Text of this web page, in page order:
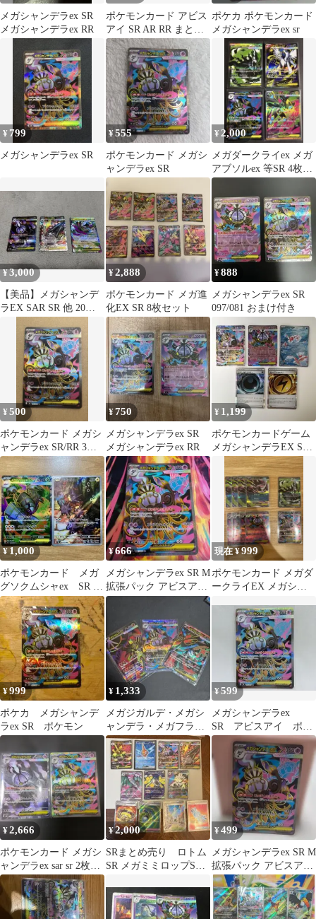
メガシャンデラex SR
メガシャンデラex RR
ポケモンカード アビス
アイ SR AR RR まとめ
売り
ポケカ ポケモンカード
メガシャンデラex sr
¥ 799
メガシャンデラex SR
¥555
ポケモンカード メガシ
ャンデラex SR
¥ 2,000
メガダークライex メガ
アブソルex 等SR 4枚セ
ット メガゼラオラ
ポケカ
¥3,000
【美品】メガシャンデ
ラEX SAR SR 他 20パ
¥2,888
ポケモンカード メガ進
化EX SR 8枚セット
¥888
メガシャンデラex SR
097/081 おまけ付き
¥500
ポケモンカード メガシ
ャンデラex SR/RR 3点
セット
¥750
メガシャンデラex SR
メガシャンデラex RR
¥ 1,199
ポケモンカードゲーム
メガシャンデラEX SR
他 5枚セット
¥ 1,000
ポケモンカード メガ
グソクムシャex SR バ
チンウニ AR おまけ付
き
¥666
メガシャンデラex SR M
拡張パック アビスアイ
キラ 097/081
現在 ¥999
ポケモンカード メガダ
ークライEX メガシャ
り RR SR
¥999
ポケカ メガシャンデ
ラex SR ポケモン
¥ 1,333
メガジガルデ・メガシ
ャンデラ・メガフラエ
ッテ SR３枚セット
¥599
メガシャンデラex
SR アビスアイ ポケ
モンカード
¥2,666
ポケモンカード メガシ
ャンデラex sar sr 2枚セ
ット
¥2,000
SRまとめ売り ロトム
SR メガミミロップSR
¥499
メガシャンデラex SR M
拡張パック アビスアイ
キラ 097/081